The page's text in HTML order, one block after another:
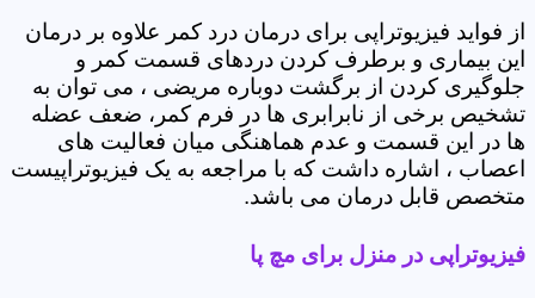
از فواید فیزیوتراپی برای درمان درد کمر علاوه بر درمان
این بیماری و برطرف کردن دردهای قسمت کمر و
جلوگیری کردن از برگشت دوباره مریضی ، می توان به
تشخیص برخی از نابرابری ها در فرم کمر، ضعف عضله
ها در این قسمت و عدم هماهنگی میان فعالیت های
اعصاب ، اشاره داشت که با مراجعه به یک فیزیوتراپیست
متخصص قابل درمان می باشد.
فیزیوتراپی در منزل برای مچ پا